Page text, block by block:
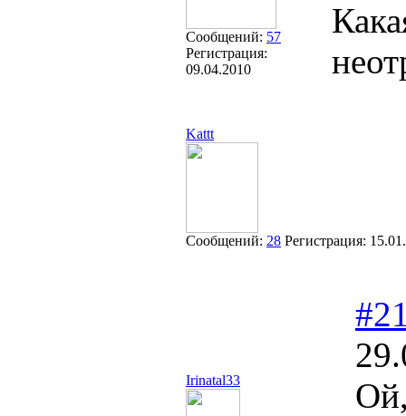
Сообщений: 57
Регистрация:
09.04.2010
Kattt
Сообщений: 28 Регистрация:
Irinatal33